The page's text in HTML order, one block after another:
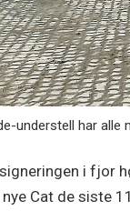
understell har
i fjor
Cat de siste